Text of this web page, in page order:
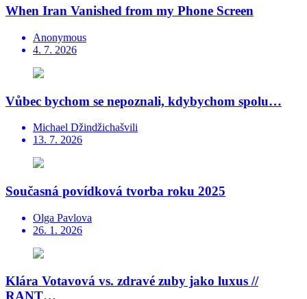
When Iran Vanished from my Phone Screen
Anonymous
4. 7. 2026
Vůbec bychom se nepoznali, kdybychom spolu…
Michael Džindžichašvili
13. 7. 2026
Současná povídková tvorba roku 2025
Olga Pavlova
26. 1. 2026
Klára Votavová vs. zdravé zuby jako luxus //